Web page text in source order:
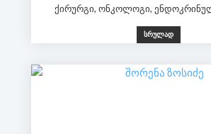
ქირურგი, ონკოლოგი,
ᲡᲠᲣᲚᲐᲓ